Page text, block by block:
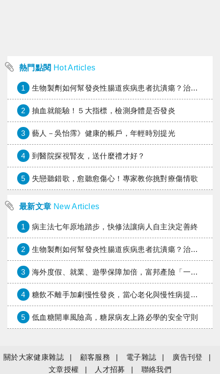
熱門點閱 Hot Articles
1 生物製劑如何幫發炎性腸道疾病患者抗潰瘍？治療進展與健保給付困境一次看
2 抽血就能驗！５大指標，檢測身體是否發炎
3 藝人－吳怡霈》健康的帳戶，年輕時別提光
4 到醫院探視腎友，送什麼禮才好？
5 失戀聽錯歌，愈聽愈傷心！專家教你挑對療傷情歌
最新文章 New Articles
1 病主法七年原地踏步，快修法讓病人自主決定善終
2 生物製劑如何幫發炎性腸道疾病患者抗潰瘍？治療進展與健保給付困境一次看
3 海外度假、就業、遊學保障加倍，富邦產險「一期逐夢」專案加碼遠距醫療與緊急救援
4 糖飲不離手加劇慢性發炎，當心老化與慢性病提早報到
5 低血糖開車風險高，糖尿病友上路必學的安全守則
關於大家健康雜誌 顧客服務 電子雜誌
廣告刊登
文章授權
人才招募 聯絡我們